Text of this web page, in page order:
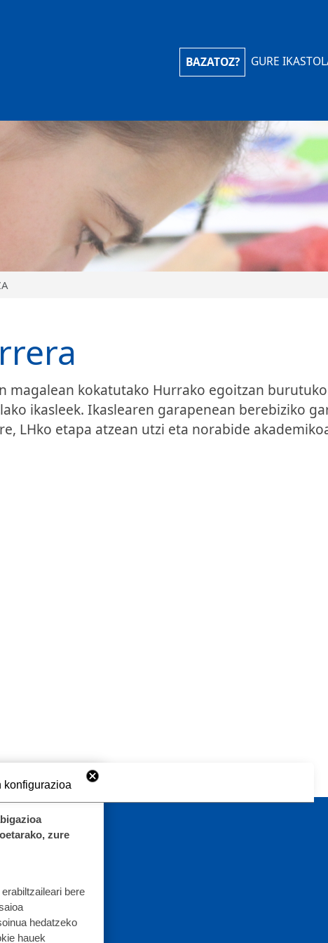
BAZATOZ? GURE
magalean kokatutako Hurrako egoitzan
ikasleek. Ikaslearen garapenean berebiziko
LHko etapa atzean utzi eta norabide
konfigurazioa
zure
bere
hedatzeko
hauek